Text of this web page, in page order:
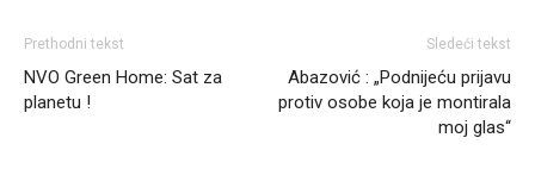
Prethodni tekst
NVO Green Home: Sat za
planetu !
Sledeći tekst
Abazović : „Podnijeću prijavu
protiv osobe koja je montirala
moj glas“